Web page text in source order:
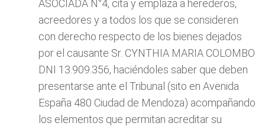
ASOCIADA N°4, cita y emplaza a herederos,
acreedores y a todos los que se consideren
con derecho respecto de los bienes dejados
por el causante Sr. CYNTHIA MARIA COLOMBO
DNI 13.909.356, haciéndoles saber que deben
presentarse ante el Tribunal (sito en Avenida
España 480 Ciudad de Mendoza) acompañando
los elementos que permitan acreditar su